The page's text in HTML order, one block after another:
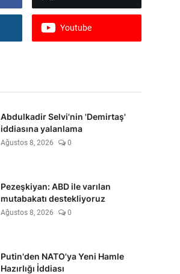
Youtube
Abdulkadir Selvi'nin 'Demirtaş'
iddiasına yalanlama
Ağustos 8, 2026 0
Pezeşkiyan: ABD ile varılan
mutabakatı destekliyoruz
Ağustos 8, 2026 0
Putin'den NATO'ya Yeni Hamle
Hazırlığı İddiası